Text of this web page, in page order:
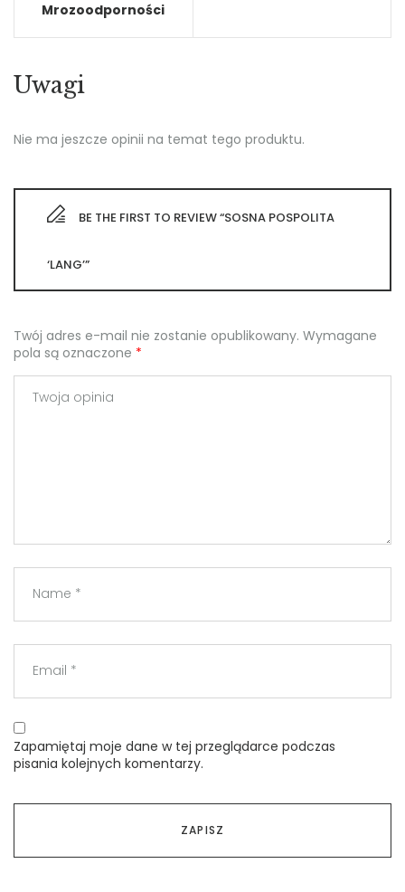
Mrozoodporności
Uwagi
Nie ma jeszcze opinii na temat tego produktu.
BE THE FIRST TO REVIEW “SOSNA POSPOLITA
‘LANG’”
Twój adres e-mail nie zostanie opublikowany. Wymagane
pola są oznaczone *
Zapamiętaj moje dane w tej przeglądarce podczas
pisania kolejnych komentarzy.